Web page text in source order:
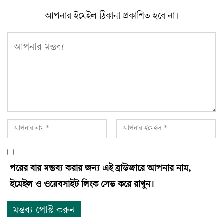
আপনার ইমেইল ঠিকানা প্রকাশিত হবে না।
পরের বার মন্তব্য করার জন্য এই ব্রাউজারে আপনার নাম,
ইমেইল ও ওয়েবসাইট লিংক সেভ করে রাখুন।